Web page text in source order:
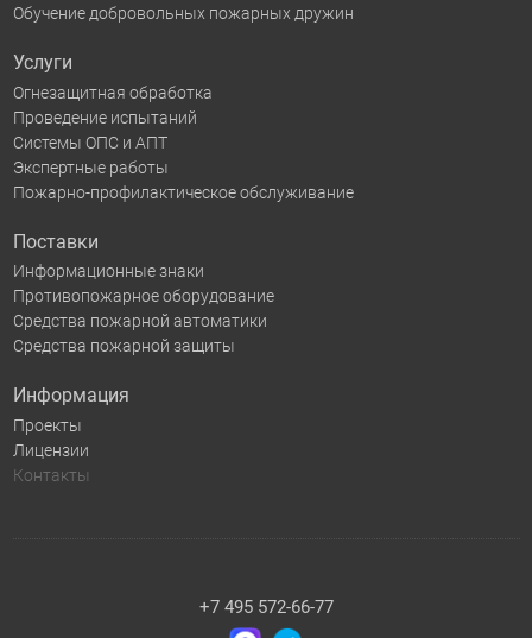
Обучение добровольных пожарных дружин
Услуги
Огнезащитная обработка
Проведение испытаний
Системы ОПС и АПТ
Экспертные работы
Пожарно-профилактическое обслуживание
Поставки
Информационные знаки
Противопожарное оборудование
Средства пожарной автоматики
Средства пожарной защиты
Информация
Проекты
Лицензии
Контакты
+7 495 572-66-77